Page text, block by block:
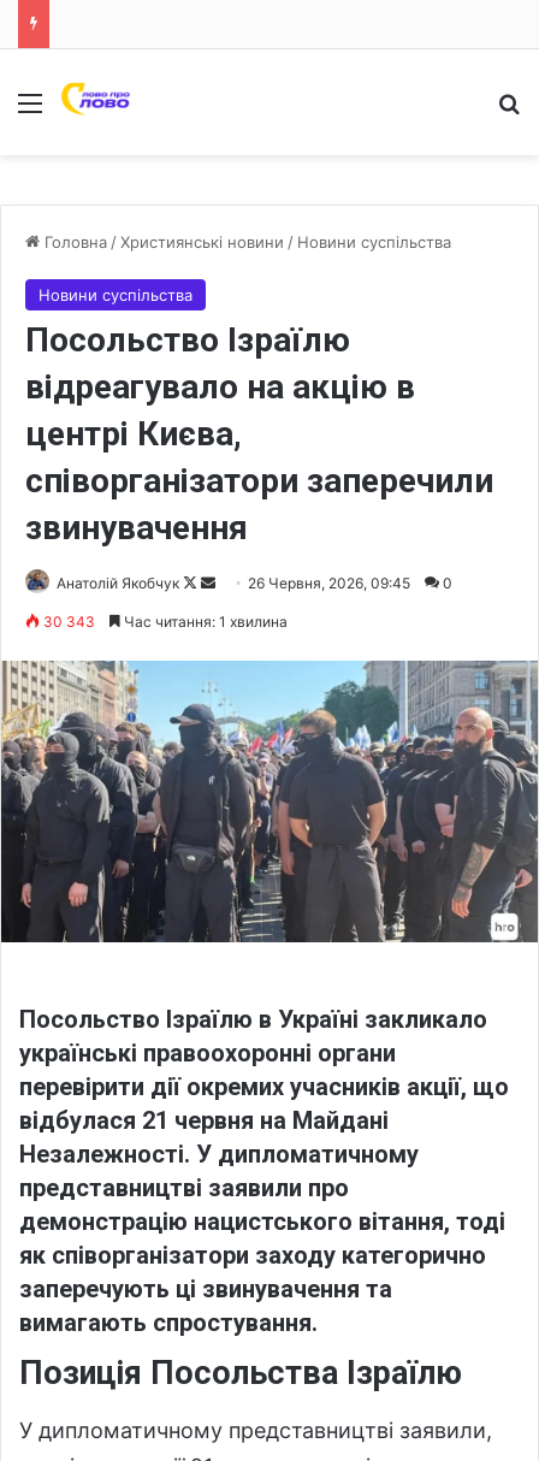
Меню
Головна /Християнські новини / Новини суспільства
Новини суспільства
Посольство Ізраїлю
відреагувало на акцію в
центрі Києва,
співорганізатори заперечили
звинувачення
Анатолій Якобчук
F
o
w
o
n
e
a
n
e
m
i
26 Червня, 2026, 09:45 0
30 343 Час читання: 1 хвилина
Посольство Ізраїлю в Україні закликало
українські правоохоронні органи
перевірити дії окремих учасників акції, що
відбулася 21 червня на Майдані
Незалежності. У дипломатичному
представництві заявили про
демонстрацію нацистського вітання, тоді
як співорганізатори заходу категорично
заперечують ці звинувачення та
вимагають спростування.
Позиція Посольства Ізраїлю
У дипломатичному представництві заявили,